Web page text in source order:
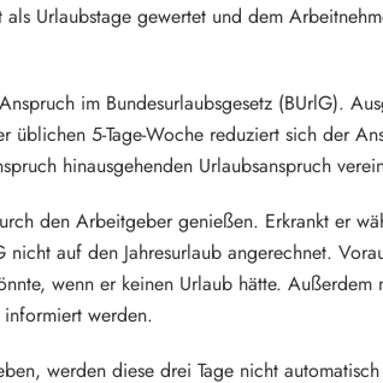
Urlaubstage gewertet und dem
im Bundesurlaubsgesetz (BUrlG).
üblichen 5-Tage-Woche reduziert sich der
hinausgehenden Urlaubsanspruch
den Arbeitgeber genießen. Erkrankt er
auf den Jahresurlaub angerechnet.
wenn er keinen Urlaub hätte. Außerdem
werden.
werden diese drei Tage nicht